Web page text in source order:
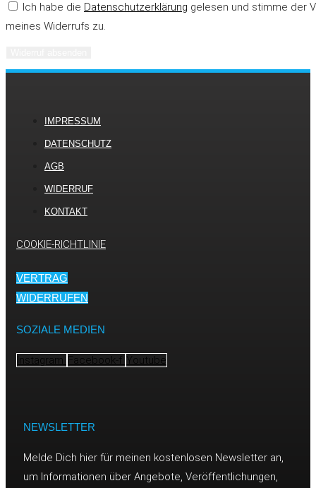
Ich habe die Datenschutzerklärung gelesen und stimme der
meines Widerrufs zu.
IMPRESSUM
DATENSCHUTZ
AGB
WIDERRUF
KONTAKT
COOKIE-RICHTLINIE
VERTRAG
WIDERRUFEN
SOZIALE MEDIEN
Instagram Facebook-f Youtube
NEWSLETTER
Melde Dich hier für meinen kostenlosen Newsletter an,
um Informationen über Angebote, Veröffentlichungen,